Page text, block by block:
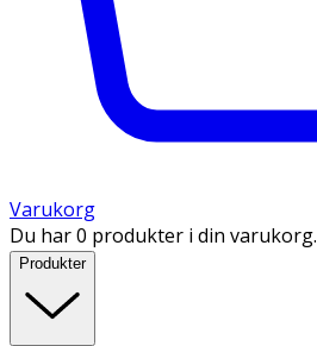
Varukorg
Du har 0 produkter i din varukorg.
Produkter